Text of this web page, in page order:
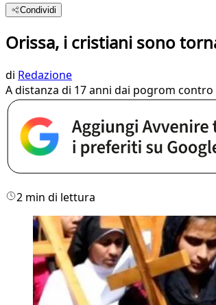
Condividi
Orissa, i cristiani sono
di Redazione
A distanza di 17 anni dai pogrom
2 min di lettura